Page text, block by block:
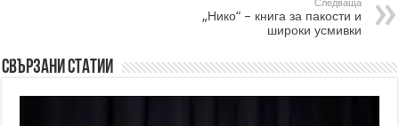
Следваща
„Нико“ – книга за пакости и
широки усмивки
Свързани статии